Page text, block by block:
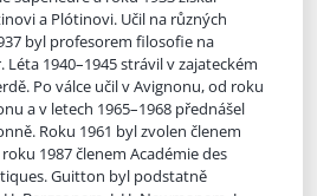
a Plótinovi. Učil na různých
byl profesorem filosofie na
1940–1945 strávil v zajateckém
Po válce učil v Avignonu, od roku
a v letech 1965–1968 přednášel
Roku 1961 byl zvolen členem
1987 členem Académie des
Guitton byl podstatně